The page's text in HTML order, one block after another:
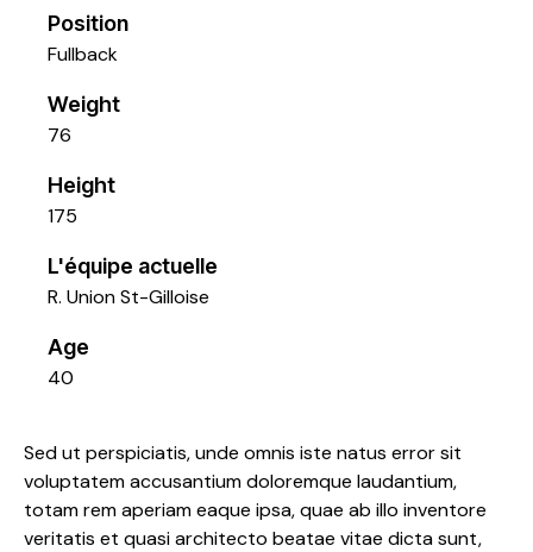
Position
Fullback
Weight
76
Height
175
L'équipe actuelle
R. Union St-Gilloise
Age
40
Sed ut perspiciatis, unde omnis iste natus error sit
voluptatem accusantium doloremque laudantium,
totam rem aperiam eaque ipsa, quae ab illo inventore
veritatis et quasi architecto beatae vitae dicta sunt,